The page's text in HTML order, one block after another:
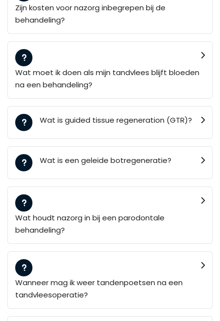
Zijn kosten voor nazorg inbegrepen bij de
behandeling?
Wat moet ik doen als mijn tandvlees blijft bloeden
na een behandeling?
Wat is guided tissue regeneration (GTR)?
Wat is een geleide botregeneratie?
Wat houdt nazorg in bij een parodontale
behandeling?
Wanneer mag ik weer tandenpoetsen na een
tandvleesoperatie?